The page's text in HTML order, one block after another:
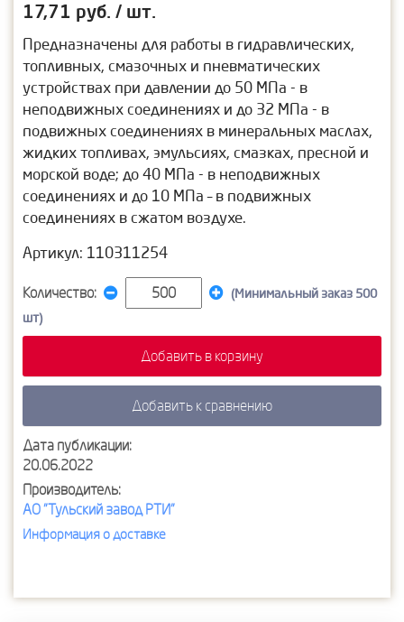
17,71 руб. / шт.
Предназначены для работы в гидравлических,
топливных, смазочных и пневматических
устройствах при давлении до 50 МПа - в
неподвижных соединениях и до 32 МПа - в
подвижных соединениях в минеральных маслах,
жидких топливах, эмульсиях, смазках, пресной и
морской воде; до 40 МПа - в неподвижных
соединениях и до 10 МПа – в подвижных
соединениях в сжатом воздухе.
Артикул: 110311254
Количество:
(Минимальный заказ 500
шт)
Добавить в корзину
Добавить к сравнению
Дата публикации:
20.06.2022
Производитель:
АО "Тульский завод РТИ"
Информация о доставке